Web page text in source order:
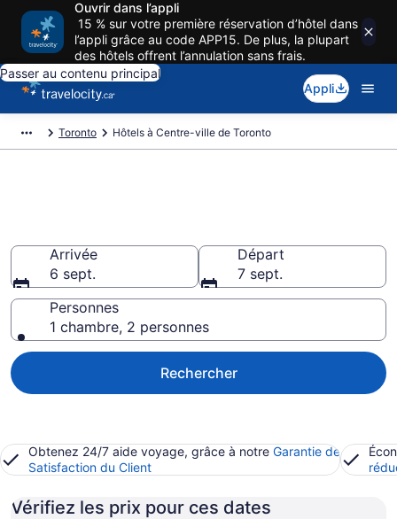
Ouvrir dans l’appli
15 % sur votre première réservation d’hôtel dans
l’appli grâce au code APP15. De plus, la plupart
des hôtels offrent l’annulation sans frais.
Passer au contenu principal
Appli
Toronto Hôtels à Centre-ville de Toronto
Arrivée
6 sept.
Départ
7 sept.
Personnes
1 chambre, 2 personnes
Rechercher
Obtenez 24/7 aide voyage, grâce à notre Garantie de
Satisfaction du Client
Vérifiez les prix pour ces dates